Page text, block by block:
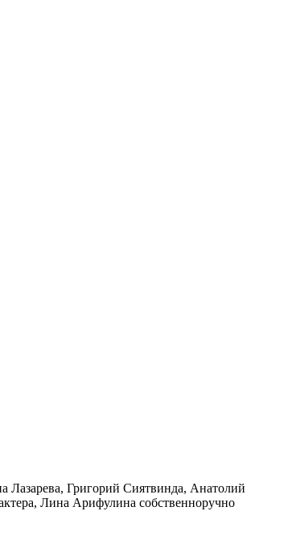
Лазарева, Григорий Сиятвинда, Анатолий
Лина Арифулина собственноручно